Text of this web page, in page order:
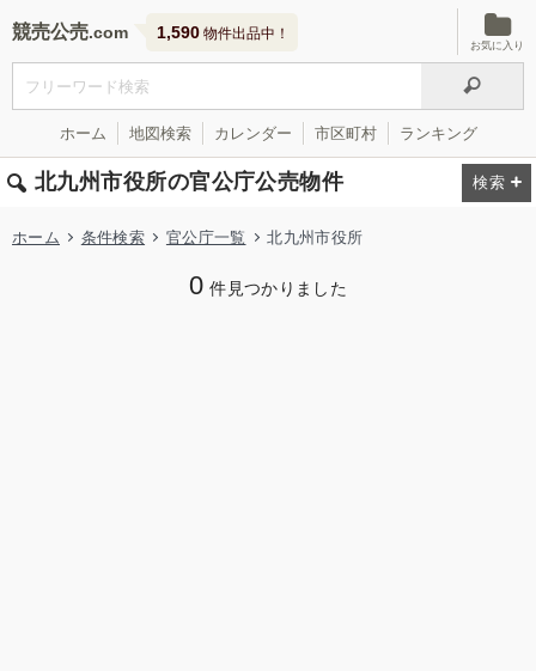
競売公売 1,590 物件出品中！
お気に入り
ホーム 地図検索 カレンダー 市区町村 ランキング
北九州市役所の官公庁公売物件
ホーム 条件検索 官公庁一覧 北九州市役所
0 件見つかりました